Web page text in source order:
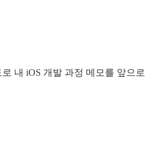
내 iOS 개발 과정 메모를 앞으로